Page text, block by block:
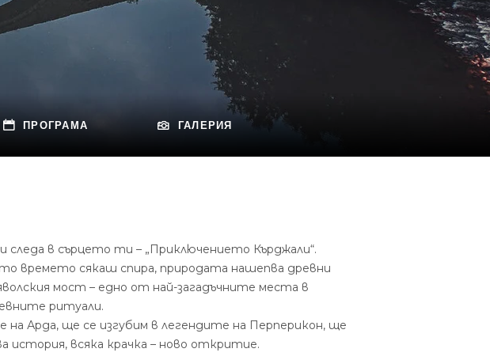
ПРОГРАМА ГАЛЕРИЯ
в сърцето ти – „Приключението Кърджали“.
времето сякаш спира, природата нашепва древни
мост – едно от най-загадъчните места в
ритуали.
Арда, ще се изгубим в легендите на Перперикон, ще
всяка крачка – ново откритие.